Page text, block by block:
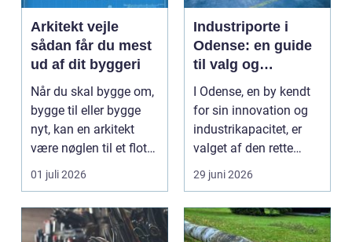
Arkitekt vejle
sådan får du mest
ud af dit byggeri
Når du skal bygge om,
bygge til eller bygge
nyt, kan en arkitekt
være nøglen til et flot
resultat, d...
01 juli 2026
Industriporte i
Odense: en guide
til valg og
installation
I Odense, en by kendt
for sin innovation og
industrikapacitet, er
valget af den rette
industriport a...
29 juni 2026